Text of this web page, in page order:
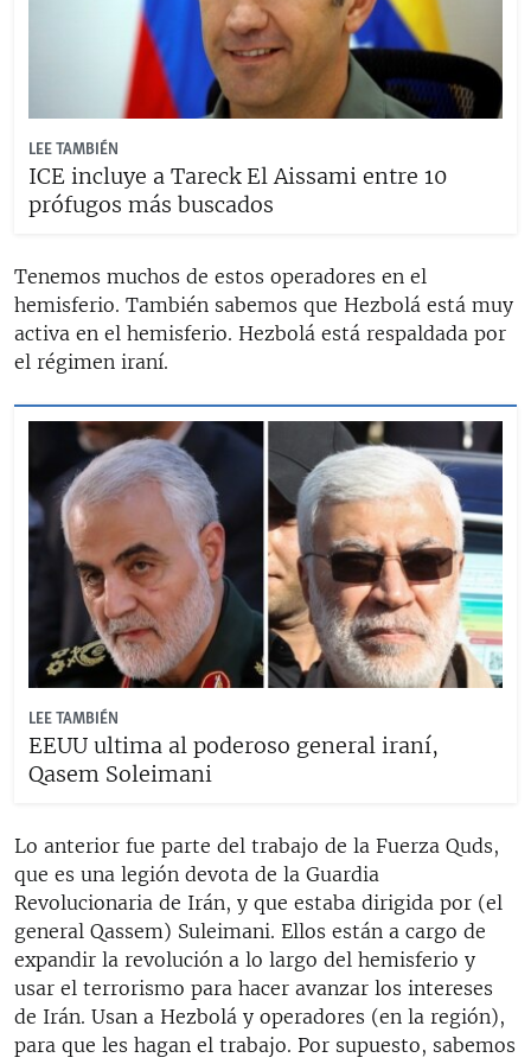
LEE TAMBIÉN
ICE incluye a Tareck El Aissami entre 10
prófugos más buscados
Tenemos muchos de estos operadores en el
hemisferio. También sabemos que Hezbolá está muy
activa en el hemisferio. Hezbolá está respaldada por
el régimen iraní.
LEE TAMBIÉN
EEUU ultima al poderoso general iraní,
Qasem Soleimani
Lo anterior fue parte del trabajo de la Fuerza Quds,
que es una legión devota de la Guardia
Revolucionaria de Irán, y que estaba dirigida por (el
general Qassem) Suleimani. Ellos están a cargo de
expandir la revolución a lo largo del hemisferio y
usar el terrorismo para hacer avanzar los intereses
de Irán. Usan a Hezbolá y operadores (en la región),
para que les hagan el trabajo. Por supuesto, sabemos